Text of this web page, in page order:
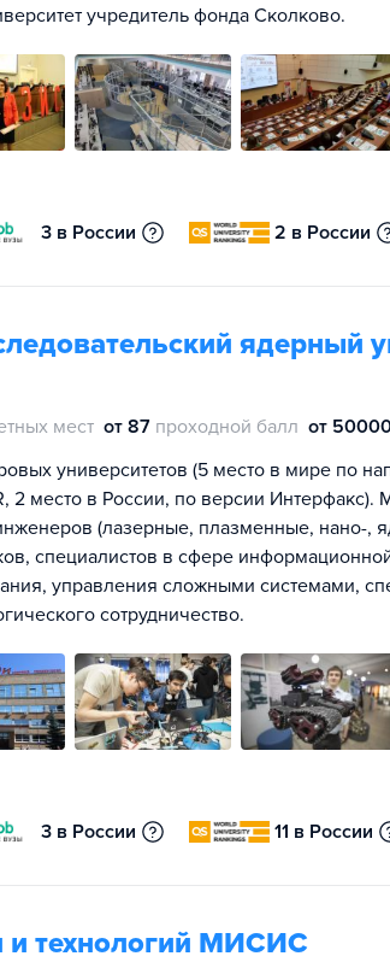
учредитель фонда Сколково.
3 в России 2 в России
ядерный
мест от 87 проходной балл от
университетов (5 место в мире по
2 место в России, по версии
(лазерные, плазменные, нано-,
специалистов в сфере
управления сложными системами,
сотрудничество.
3 в России 11 в России
и технологий МИСИС